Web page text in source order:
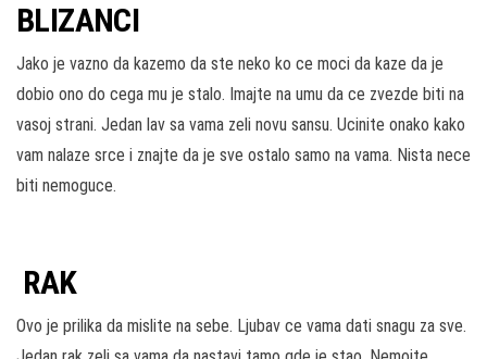
BLIZANCI
Jako je vazno da kazemo da ste neko ko ce moci da kaze da je
dobio ono do cega mu je stalo. Imajte na umu da ce zvezde biti na
vasoj strani. Jedan lav sa vama zeli novu sansu. Ucinite onako kako
vam nalaze srce i znajte da je sve ostalo samo na vama. Nista nece
biti nemoguce.
RAK
Ovo je prilika da mislite na sebe. Ljubav ce vama dati snagu za sve.